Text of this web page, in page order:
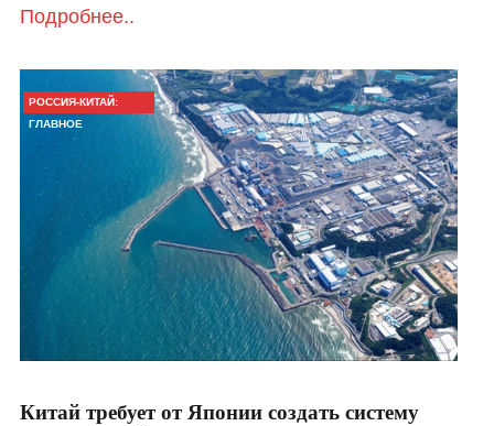
Подробнее..
РОССИЯ-КИТАЙ:
ГЛАВНОЕ
Китай требует от Японии создать систему